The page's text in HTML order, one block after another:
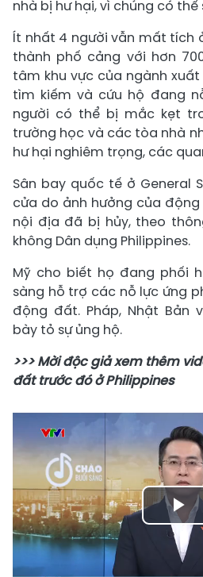
nhà bị hư hại, vì chúng có
Ít nhất 4 người vẫn mất tích
thành phố cảng với hơn
tâm khu vực của ngành
tìm kiếm và cứu hộ đang
người có thể bị mắc kẹt
trường học và các tòa nhà
hư hại nghiêm trọng, các
Sân bay quốc tế ở General
cửa do ảnh hưởng của
nội địa đã bị hủy, theo
không Dân dụng Philippines.
Mỹ cho biết họ đang phối
sàng hỗ trợ các nỗ lực ứng
động đất. Pháp, Nhật Bản
bày tỏ sự ủng hộ.
>>> Mời độc giả xem thêm
đất trước đó ở Philippines